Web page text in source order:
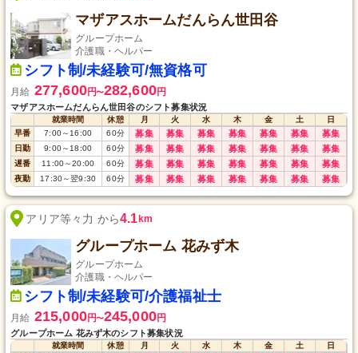
マザアスホームだんらん世田谷
グループホーム
介護職・ヘルパー
シフト制/未経験可/無資格可
月給 277,600円〜282,600円
マザアスホームだんらん世田谷のシフト募集状況
就業時間 休憩 月 火 水 木 金 土
日
早番
7:00～ 16:00 60分 募集 募集 募集 募集 募集 募集 募集
日勤 9:00～ 18:00 60分 募集 募集 募集 募集 募集 募集 募集
遅番 11:00～20:00 60分 募集 募集 募集 募集 募集 募集 募集
夜勤 17:30～翌9:30 60分 募集 募集 募集 募集 募集 募集 募集
アリア等々力 から4.1km
グループホーム 花みず木
グループホーム
介護職・ヘルパー
シフト制/未経験可/介護福祉士
月給 215,000円〜245,000円
グループホーム 花みず木のシフト募集状況
就業時間 休憩 月 火 水 木 金 土
日